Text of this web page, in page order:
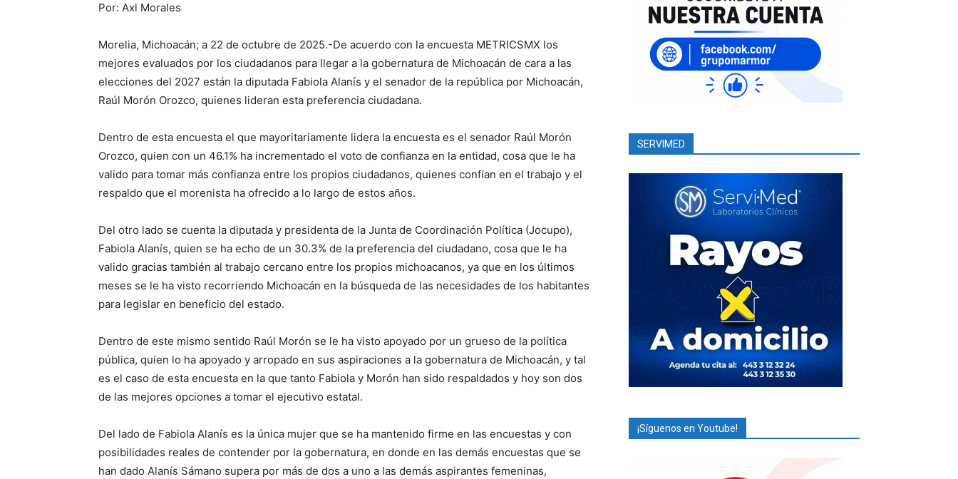
Por: Axl Morales
Morelia, Michoacán; a 22 de octubre de 2025.-De acuerdo con la encuesta METRICSMX los
mejores evaluados por los ciudadanos para llegar a la gobernatura de Michoacán de cara a las
elecciones del 2027 están la diputada Fabiola Alanís y el senador de la república por Michoacán,
Raúl Morón Orozco, quienes lideran esta preferencia ciudadana.
Dentro de esta encuesta el que mayoritariamente lidera la encuesta es el senador Raúl Morón
Orozco, quien con un 46.1% ha incrementado el voto de confianza en la entidad, cosa que le ha
valido para tomar más confianza entre los propios ciudadanos, quienes confían en el trabajo y el
respaldo que el morenista ha ofrecido a lo largo de estos años.
Del otro lado se cuenta la diputada y presidenta de la Junta de Coordinación Política (Jocupo),
Fabiola Alanís, quien se ha echo de un 30.3% de la preferencia del ciudadano, cosa que le ha
valido gracias también al trabajo cercano entre los propios michoacanos, ya que en los últimos
meses se le ha visto recorriendo Michoacán en la búsqueda de las necesidades de los habitantes
para legislar en beneficio del estado.
Dentro de este mismo sentido Raúl Morón se le ha visto apoyado por un grueso de la política
pública, quien lo ha apoyado y arropado en sus aspiraciones a la gobernatura de Michoacán, y tal
es el caso de esta encuesta en la que tanto Fabiola y Morón han sido respaldados y hoy son dos
de las mejores opciones a tomar el ejecutivo estatal.
Del lado de Fabiola Alanís es la única mujer que se ha mantenido firme en las encuestas y con
posibilidades reales de contender por la gobernatura, en donde en las demás encuestas que se
han dado Alanís Sámano supera por más de dos a uno a las demás aspirantes femeninas,
SERVIMED
¡Síguenos en Youtube!